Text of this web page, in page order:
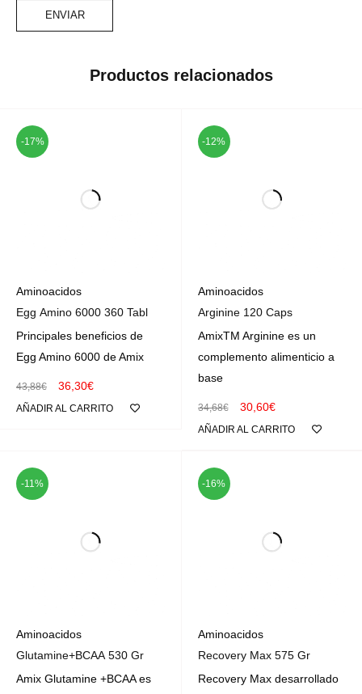
Productos relacionados
-17%
Aminoacidos
Egg Amino 6000 360 Tabl
Principales beneficios de
Egg Amino 6000 de Amix
43,88€ 36,30€
AÑADIR AL CARRITO
-12%
Aminoacidos
Arginine 120 Caps
AmixTM Arginine es un
complemento alimenticio a
base
34,68€ 30,60€
AÑADIR AL CARRITO
-11%
Aminoacidos
Glutamine+BCAA 530 Gr
Amix Glutamine +BCAA es
-16%
Aminoacidos
Recovery Max 575 Gr
Recovery Max desarrollado